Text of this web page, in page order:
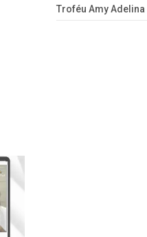
Troféu Amy Adelina